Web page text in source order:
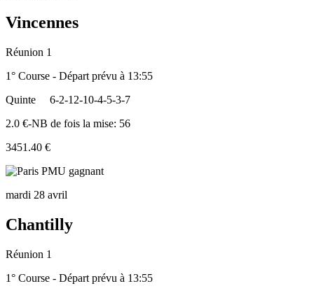
Vincennes
Réunion 1
1° Course - Départ prévu à 13:55
Quinte
6-2-12-10-4-5-3-7
2.0 €-NB de fois la mise: 56
3451.40 €
mardi 28 avril
Chantilly
Réunion 1
1° Course - Départ prévu à 13:55